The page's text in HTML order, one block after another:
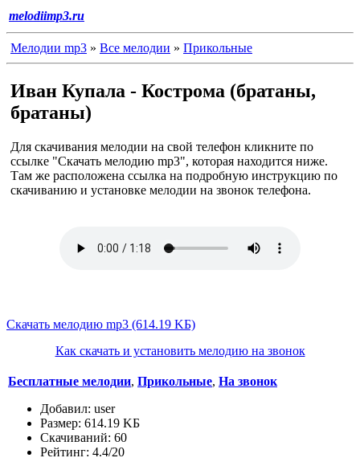
melodiimp3.ru
Мелодии mp3 » Все мелодии » Прикольные
Иван Купала - Кострома (братаны,
братаны)
Для скачивания мелодии на свой телефон кликните по
ссылке "Скачать мелодию mp3", которая находится ниже.
Там же расположена ссылка на подробную инструкцию по
скачиванию и установке мелодии на звонок телефона.
Скачать мелодию mp3 (614.19 KБ)
Как скачать и установить мелодию на звонок
Бесплатные мелодии, Прикольные, На звонок
Добавил: user
Размер: 614.19 KБ
Скачиваний: 60
Рейтинг: 4.4/20